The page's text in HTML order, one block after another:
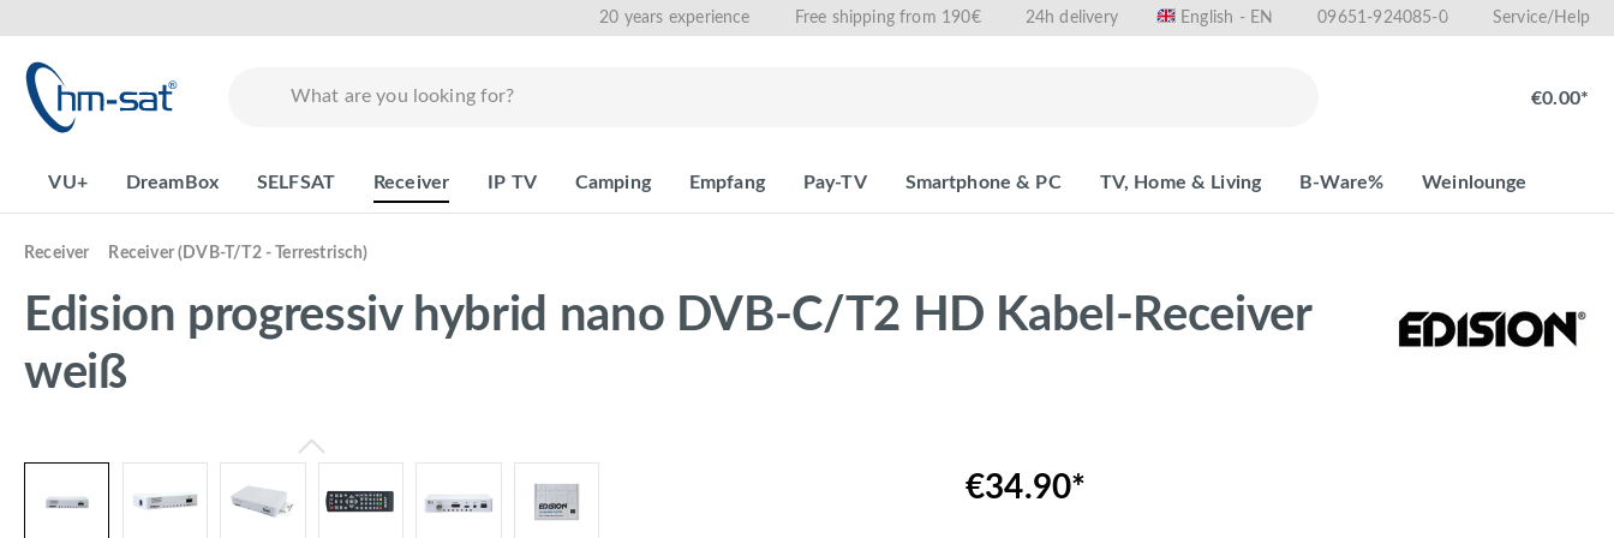
20 years experience Free shipping from 190€ 24h delivery English - EN 09651-924085-0 Service/Help
€0.00*
VU+ DreamBox SELFSAT Receiver IP TV Camping Empfang Pay-TV Smartphone & PC TV, Home & Living B-Ware% Weinlounge
Receiver Receiver (DVB-T/T2 - Terrestrisch)
Edision progressiv hybrid nano DVB-C/T2 HD Kabel-Receiver
weiß
€34.90*